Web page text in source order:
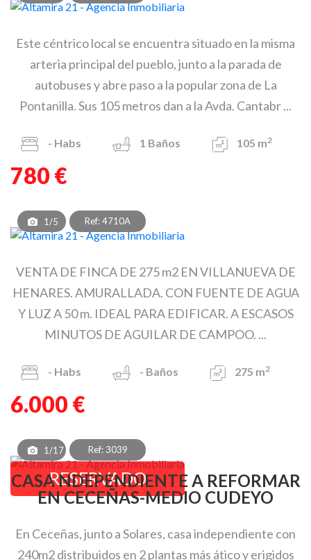
Este céntrico local se encuentra situado en la misma
arteria principal del pueblo, junto a la parada de
autobuses y abre paso a la popular zona de La
Pontanilla. Sus 105 metros dan a la Avda. Cantabr ...
- Habs 1 Baños 105 m2
780 €
1/5 Ref: 4710A
VENTA DE FINCA DE 275 m2 EN VILLANUEVA DE
HENARES. AMURALLADA. CON FUENTE DE AGUA
Y LUZ A 50 m. IDEAL PARA EDIFICAR. A ESCASOS
MINUTOS DE AGUILAR DE CAMPOO. ...
- Habs - Baños 275 m2
6.000 €
1/17 Ref: 3039
RESERVADO
CASA NDEPENDIENTE A REFORMAR
EN CECEÑAS-MEDIO CUDEYO
En Ceceñas, junto a Solares, casa independiente con
240m2 distribuidos en 2 plantas más ático y erigidos